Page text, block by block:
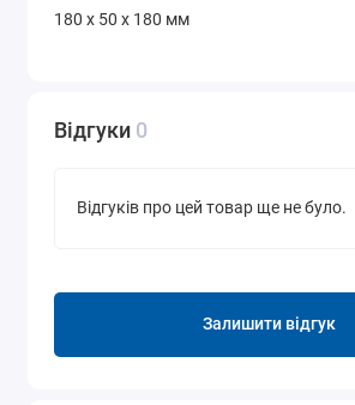
180 x 50 x 180 мм
Відгуки 0
Відгуків про цей товар ще не було.
Залишити відгук